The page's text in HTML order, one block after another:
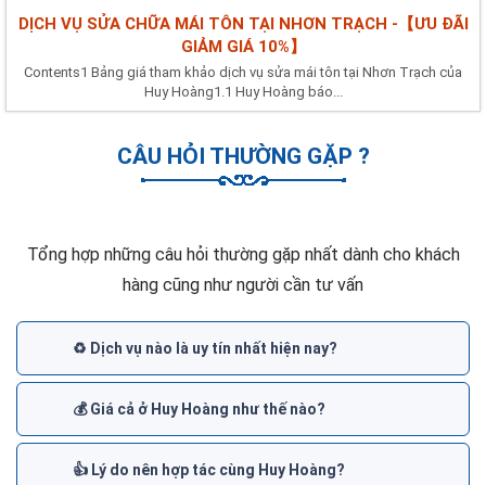
DỊCH VỤ SỬA CHỮA MÁI TÔN TẠI NHƠN TRẠCH -【ƯU ĐÃI
GIẢM GIÁ 10%】
Contents1 Bảng giá tham khảo dịch vụ sửa mái tôn tại Nhơn Trạch của
Huy Hoàng1.1 Huy Hoàng báo...
CÂU HỎI THƯỜNG GẶP ?
Tổng hợp những câu hỏi thường gặp nhất dành cho khách
hàng cũng như người cần tư vấn
♻️ Dịch vụ nào là uy tín nhất hiện nay?
💰 Giá cả ở Huy Hoàng như thế nào?
👍 Lý do nên hợp tác cùng Huy Hoàng?